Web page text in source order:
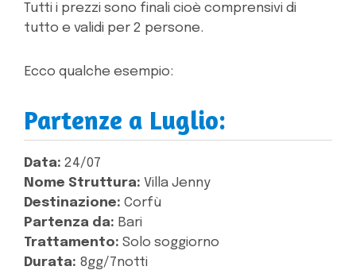
Tutti i prezzi sono finali cioè comprensivi di
tutto e validi per 2 persone.
Ecco qualche esempio:
Partenze a Luglio:
Data: 24/07
Nome Struttura: Villa Jenny
Destinazione: Corfù
Partenza da: Bari
Trattamento: Solo soggiorno
Durata: 8gg/7notti